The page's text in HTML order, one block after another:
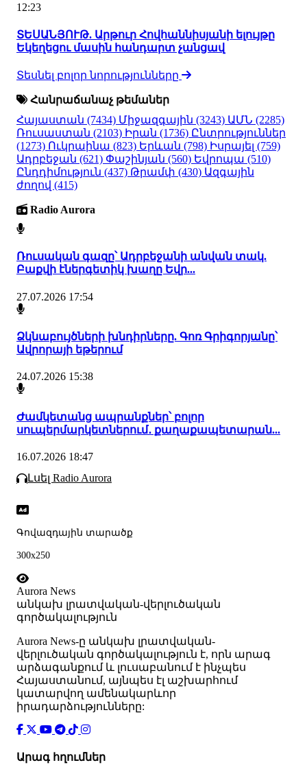
12:23
ՏԵՍԱՆՅՈՒԹ. Արթուր Հովհաննիսյանի ելույթը
Եկեղեցու մասին հանդարտ չանցավ
Տեսնել բոլոր նորությունները
Հանրաճանաչ թեմաներ
Հայաստան (7434) Միջազգային (3243) ԱՄՆ (2285)
Ռուսաստան (2103) Իրան (1736) Ընտրություններ
(1273) Ուկրաինա (823) Երևան (798) Իսրայել (759)
Ադրբեջան (621) Փաշինյան (560) Եվրոպա (510)
Ընդդիմություն (437) Թրամփ (430) Ազգային
ժողով (415)
Radio Aurora
Ռուսական գազը՝ Ադրբեջանի անվան տակ.
Բաքվի էներգետիկ խաղը Եվր...
27.07.2026 17:54
Ձկնաբույծների խնդիրները. Գոռ Գրիգորյանը՝
Ավրորայի եթերում
24.07.2026 15:38
Ժամկետանց ապրանքներ՝ բոլոր
սուպերմարկետներում․ քաղաքապետարան...
16.07.2026 18:47
Լսել Radio Aurora
Գովազդային տարածք
300x250
Aurora News
անկախ լրատվական-վերլուծական
գործակալություն
Аurora News-ը անկախ լրատվական-
վերլուծական գործակալություն է, որն արագ
արձագանքում և լուսաբանում է ինչպես
Հայաստանում, այնպես էլ աշխարհում
կատարվող ամենակարևոր
իրադարձությունները:
Արագ հղումներ